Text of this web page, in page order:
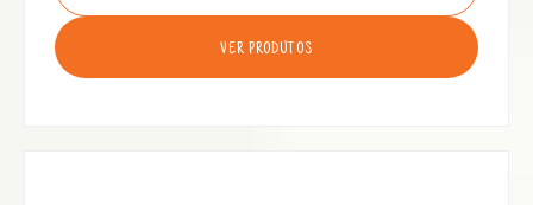
VER PRODUTOS